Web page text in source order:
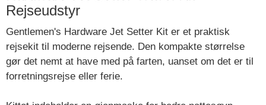
Rejseudstyr
Gentlemen's Hardware Jet Setter Kit er et praktisk
rejsekit til moderne rejsende. Den kompakte størrelse
gør det nemt at have med på farten, uanset om det er til
forretningsrejse eller ferie.